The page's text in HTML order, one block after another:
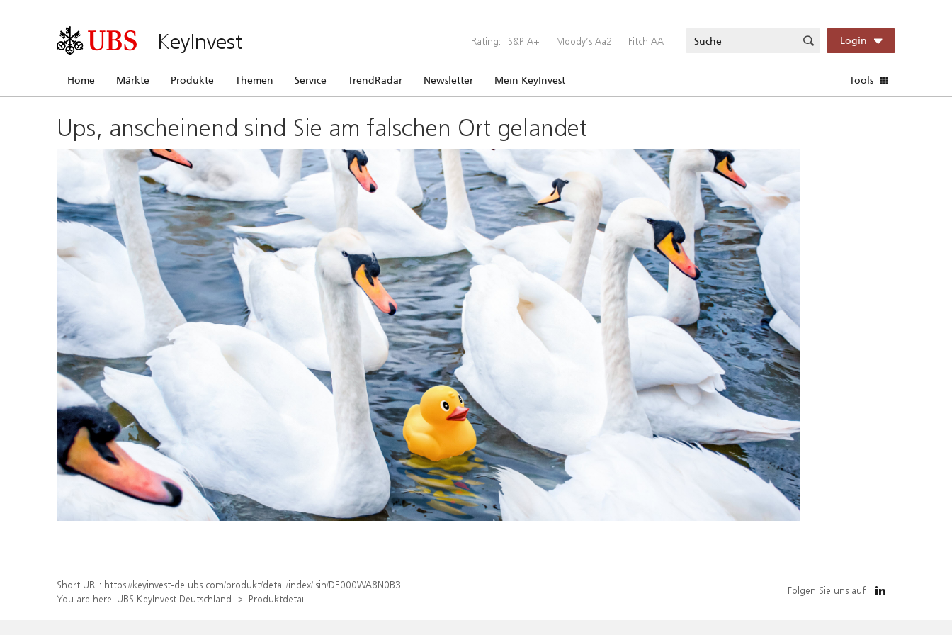
KeyInvest Rating: S&P A+ | Moody’s Aa2 | Fitch AA Login
Home Märkte Produkte Themen Service TrendRadar Newsletter Mein KeyInvest Tools
Ups, anscheinend sind Sie am falschen Ort gelandet
Short URL: https://keyinvest-de.ubs.com/produkt/detail/index/isin/DE000WA8N0B3
You are here: UBS KeyInvest Deutschland Produktdetail
Folgen Sie uns auf